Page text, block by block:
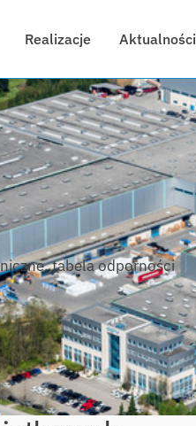
Realizacje Aktualności
tabela odporności